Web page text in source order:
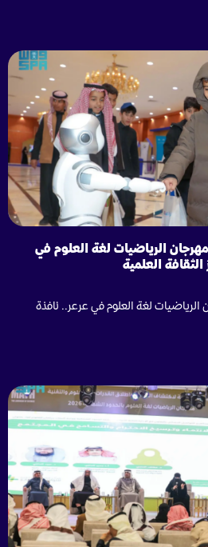
الرياضيات لغة العلوم في
العلمية
لغة العلوم في عرعر.. نافذة